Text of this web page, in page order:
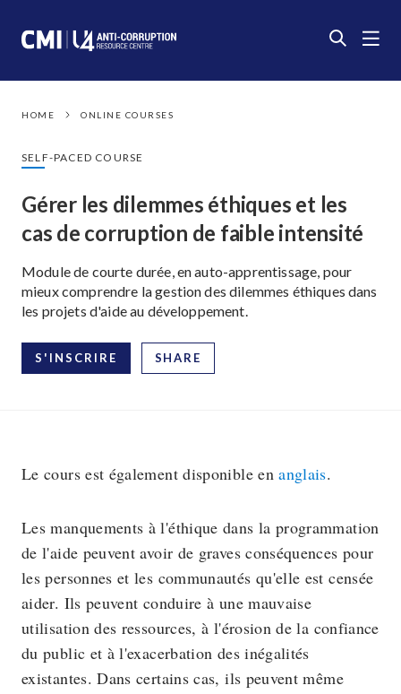
HOME ONLINE COURSES
SELF-PACED COURSE
Gérer les dilemmes éthiques et les
cas de corruption de faible intensité
Module de courte durée, en auto-apprentissage, pour
mieux comprendre la gestion des dilemmes éthiques dans
les projets d'aide au développement.
S'INSCRIRE SHARE
Le cours est également disponible enanglais.
Les manquements à l'éthique dans la programmation
de l'aide peuvent avoir de graves conséquences pour
les personnes et les communautés qu'elle est censée
aider. Ils peuvent conduire à une mauvaise
utilisation des ressources, à l'érosion de la confiance
du public et à l'exacerbation des inégalités
existantes. Dans certains cas, ils peuvent même